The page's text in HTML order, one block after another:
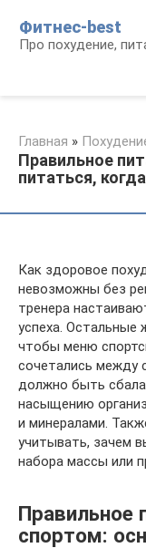
контенту
Фитнес-best
Про похудение,
Главная »
Правильное
питаться,
Как здоровое
невозможны без
тренера
успеха. Остальные
чтобы меню
сочетались между
должно быть
насыщению
и минералами.
учитывать, зачем
набора массы или
Правильное
спортом: